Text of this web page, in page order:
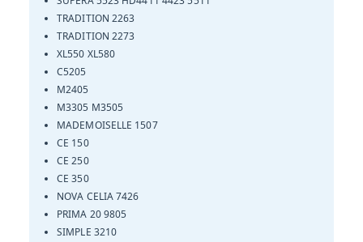
TRADITION 2263
TRADITION 2273
XL550 XL580
C5205
M2405
M3305 M3505
MADEMOISELLE 1507
CE 150
CE 250
CE 350
NOVA CELIA 7426
PRIMA 20 9805
SIMPLE 3210